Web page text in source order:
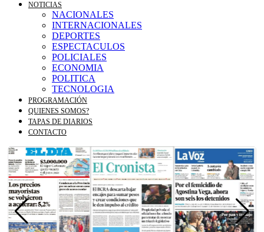
NOTICIAS
NACIONALES
INTERNACIONALES
DEPORTES
ESPECTACULOS
POLICIALES
ECONOMIA
POLITICA
TECNOLOGIA
PROGRAMACIÓN
QUIENES SOMOS?
TAPAS DE DIARIOS
CONTACTO